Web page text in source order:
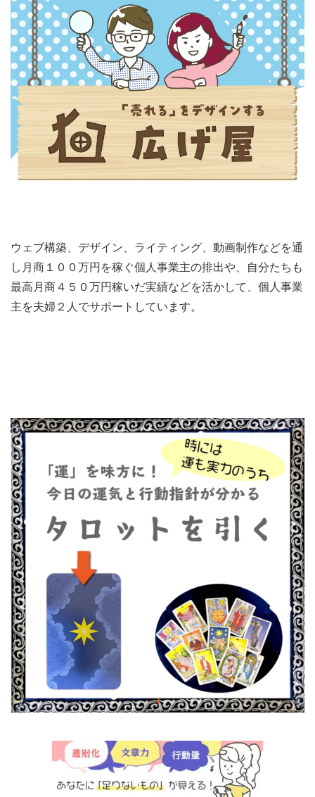
ウェブ構築、デザイン、ライティング、動画制作などを通
し月商１００万円を稼ぐ個人事業主の排出や、自分たちも
最高月商４５０万円稼いだ実績などを活かして、個人事業
主を夫婦２人でサポートしています。